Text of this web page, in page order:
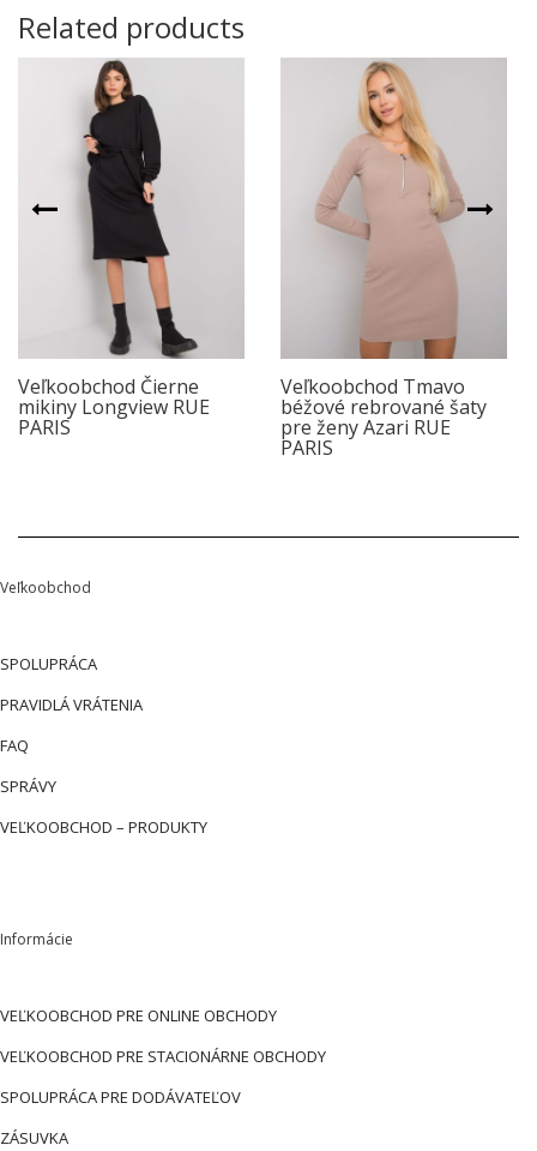
Related products
Veľkoobchod Čierne
mikiny Longview RUE
PARIS
Veľkoobchod Tmavo
béžové rebrované šaty
pre ženy Azari RUE
PARIS
Veľkoobchod
SPOLUPRÁCA
PRAVIDLÁ VRÁTENIA
FAQ
SPRÁVY
VEĽKOOBCHOD – PRODUKTY
Informácie
VEĽKOOBCHOD PRE ONLINE OBCHODY
VEĽKOOBCHOD PRE STACIONÁRNE OBCHODY
SPOLUPRÁCA PRE DODÁVATEĽOV
ZÁSUVKA